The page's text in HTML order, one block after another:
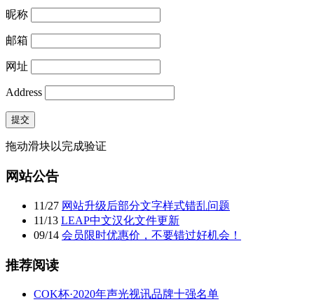
昵称
邮箱
网址
Address
提交
拖动滑块以完成验证
网站公告
11/27 网站升级后部分文字样式错乱问题
11/13 LEAP中文汉化文件更新
09/14 会员限时优惠价，不要错过好机会！
推荐阅读
COK杯·2020年声光视讯品牌十强名单